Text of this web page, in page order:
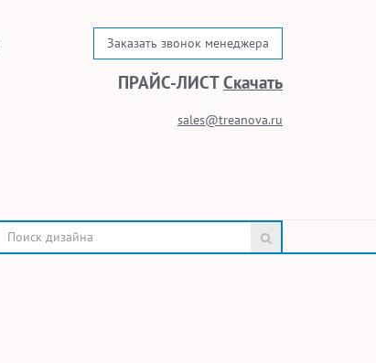
Заказать звонок менеджера
ПРАЙС-ЛИСТСкачать
sales@treanova.ru